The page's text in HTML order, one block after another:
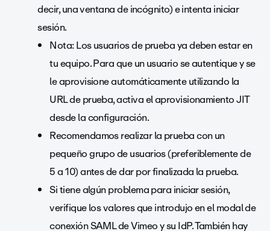
decir, una ventana de incógnito) e intenta iniciar
sesión.
Nota: Los usuarios de prueba ya deben estar en
tu equipo. Para que un usuario se autentique y se
le aprovisione automáticamente utilizando la
URL de prueba, activa el aprovisionamiento JIT
desde la configuración.
Recomendamos realizar la prueba con un
pequeño grupo de usuarios (preferiblemente de
5 a 10) antes de dar por finalizada la prueba.
Si tiene algún problema para iniciar sesión,
verifique los valores que introdujo en el modal de
conexión SAML de Vimeo y su IdP. También hay